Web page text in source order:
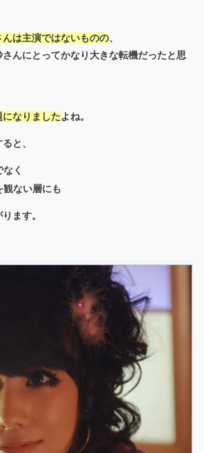
んは主演ではないものの、
さんにとってかなり大きな転機だったと思
なりましたよね。
と、
く
観ない層にも
ます。